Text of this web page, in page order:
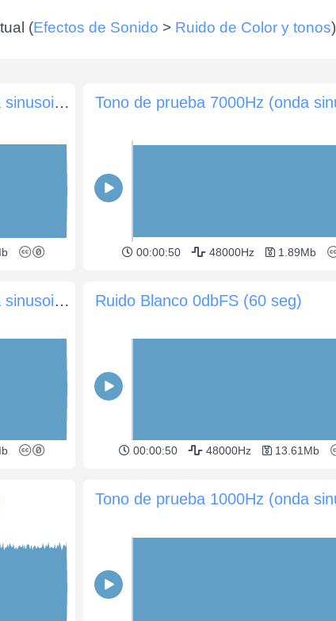
(Efectos de Sonido > Ruido de Color y tonos)
Tono de prueba 5000Hz (onda sinusoidal) -10dB (60 seg)
00:00:50 48000Hz 1.89Mb
Tono de prueba 1000Hz (onda sinusoidal) -10dB (60 seg) Ruido Blanco 0dbFS (60 seg)
00:00:50 48000Hz 13.61Mb